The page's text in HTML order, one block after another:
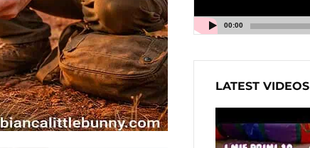
00:00
LATEST VIDEOS